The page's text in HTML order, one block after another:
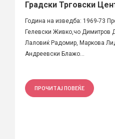
Градски Трговски
Година на изведба: 1969-73
Гелевски Живко,чо Димитров
Лаловиќ Радомир, Маркова
Андреевски Блажо...
ПРОЧИТАЈ ПОВЕЌЕ